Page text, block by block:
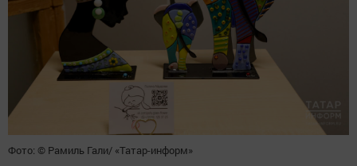
Фото: © Рамиль Гали/ «Татар-информ»